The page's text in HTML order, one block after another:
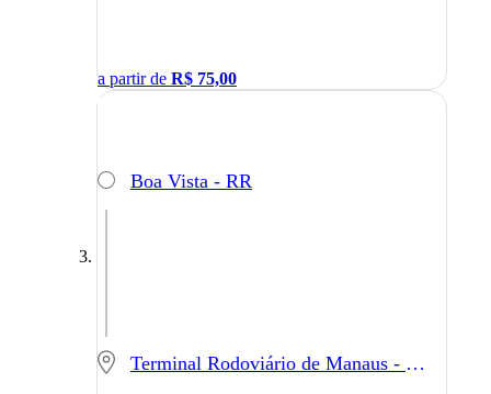
a partir de R$ 75,00
Boa Vista - RR
Terminal Rodoviário de Manaus - Manaus - AM